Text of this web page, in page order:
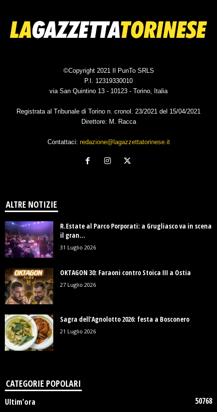
©Copyright 2021 Il PunTo SRLS
P.I. 12319330010
via San Quintino 13 - 10123 - Torino, Italia
Registrata al Tribunale di Torino n. cronol. 23/2021 del 15/04/2021
Direttore: M. Racca
Contattaci: redazione@lagazzettatorinese.it
ALTRE NOTIZIE
R.Estate al Parco Porporati: a Grugliasco va in scena
il gran...
31 Luglio 2026
OKTAGON 30: Faraoni contro Stoica III a Ostia
27 Luglio 2026
Sagra dell’Agnolotto 2026: festa a Bosconero
21 Luglio 2026
CATEGORIE POPOLARI
Ultim'ora
50768